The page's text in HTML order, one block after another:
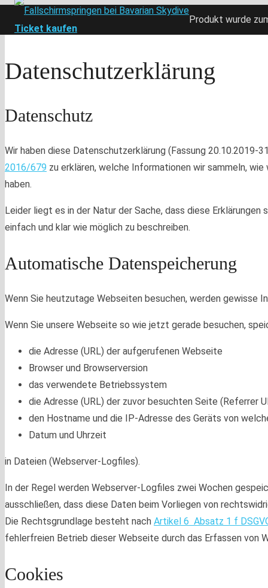
Ticket kaufen
Produkt wurde
Datenschutzerklärung
Datenschutz
Wir haben diese Datenschutzerklärung (Fassung
2016/679 zu erklären, welche Informationen wir sammeln,
haben.
Leider liegt es in der Natur der Sache, dass diese
einfach und klar wie möglich zu beschreiben.
Automatische Datenspeicherung
Wenn Sie heutzutage Webseiten besuchen, werden
Wenn Sie unsere Webseite so wie jetzt gerade besuchen,
die Adresse (URL) der aufgerufenen Webseite
Browser und Browserversion
das verwendete Betriebssystem
die Adresse (URL) der zuvor besuchten Seite (Referrer
den Hostname und die IP-Adresse des Geräts von
Datum und Uhrzeit
in Dateien (Webserver-Logfiles).
In der Regel werden Webserver-Logfiles zwei Wochen
ausschließen, dass diese Daten beim Vorliegen von
Die Rechtsgrundlage besteht nach Artikel 6 Absatz 1 f
fehlerfreien Betrieb dieser Webseite durch das Erfassen von
Cookies